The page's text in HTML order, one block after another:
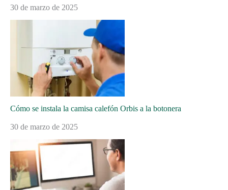
30 de marzo de 2025
Cómo se instala la camisa calefón Orbis a la botonera
30 de marzo de 2025